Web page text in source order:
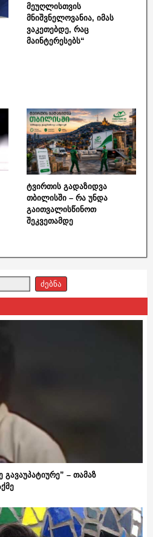
მეუღლისთვის
მნიშვნელოვანია, იმას
ვაკეთებდე, რაც
მაინტერესებს“
ტვირთის გადაზიდვა
თბილისში – რა უნდა
გაითვალისწინოთ
შეკვეთამდე
– თამაზ